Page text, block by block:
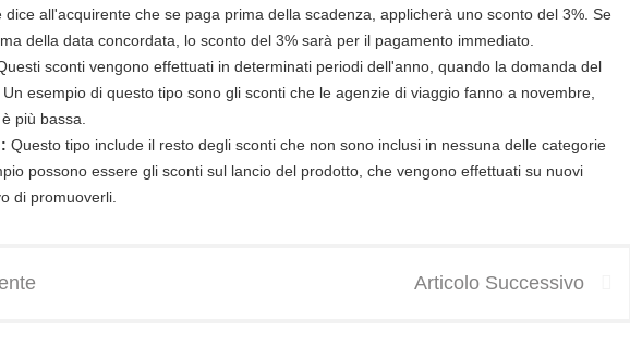
dice all'acquirente che se paga prima della scadenza, applicherà uno sconto del 3%. Se
della data concordata, lo sconto del 3% sarà per il pagamento immediato.
sconti vengono effettuati in determinati periodi dell'anno, quando la domanda del
esempio di questo tipo sono gli sconti che le agenzie di viaggio fanno a novembre,
più bassa.
Questo tipo include il resto degli sconti che non sono inclusi in nessuna delle categorie
possono essere gli sconti sul lancio del prodotto, che vengono effettuati su nuovi
di promuoverli.
Articolo Successivo